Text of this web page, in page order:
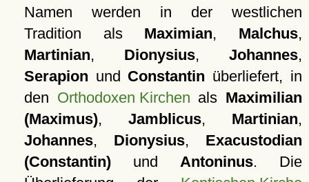
Namen werden in der westlichen
Tradition als Maximian, Malchus,
Martinian, Dionysius, Johannes,
Serapion und Constantin überliefert, in
den Orthodoxen Kirchen als Maximilian
(Maximus), Jamblicus, Martinian,
Johannes, Dionysius, Exacustodian
(Constantin)und Antoninus. Die